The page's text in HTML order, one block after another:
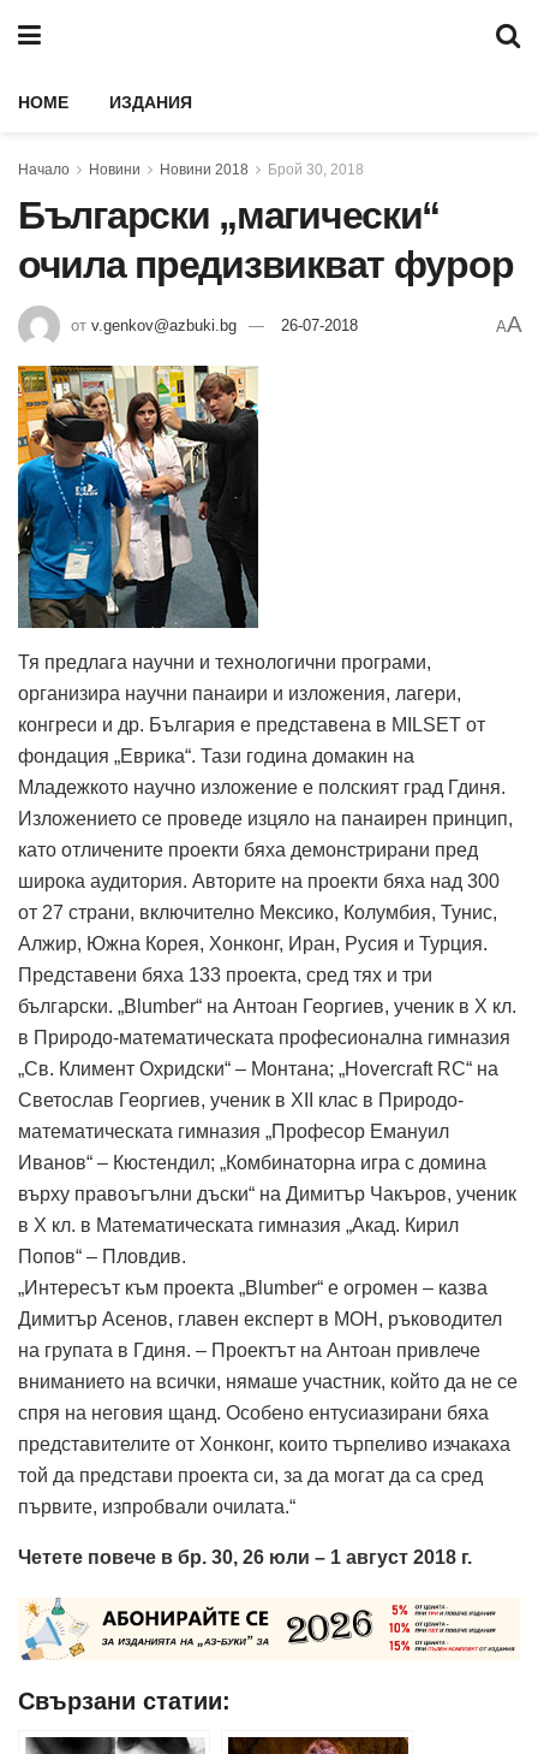
HOME ИЗДАНИЯ
Начало Новини Новини 2018 Брой 30, 2018
Български „магически“
очила предизвикват фурор
от v.genkov@azbuki.bg 26-07-2018 AA
Тя предлага научни и технологични програми,
организира научни панаири и изложения, лагери,
конгреси и др. България е представена в MILSET от
фондация „Еврика“. Тази година домакин на
Младежкото научно изложение е полският град Гдиня.
Изложението се проведе изцяло на панаирен принцип,
като отличените проекти бяха демонстрирани пред
широка аудитория. Авторите на проекти бяха над 300
от 27 страни, включително Мексико, Колумбия, Тунис,
Алжир, Южна Корея, Хонконг, Иран, Русия и Турция.
Представени бяха 133 проекта, сред тях и три
български. „Blumber“ на Антоан Георгиев, ученик в Х кл.
в Природо-математическата професионална гимназия
„Св. Климент Охридски“ – Монтана; „Hovercraft RC“ на
Светослав Георгиев, ученик в XII клас в Природо-
математическата гимназия „Професор Емануил
Иванов“ – Кюстендил; „Комбинаторна игра с домина
върху правоъгълни дъски“ на Димитър Чакъров, ученик
в Х кл. в Математическата гимназия „Акад. Кирил
Попов“ – Пловдив.
„Интересът към проекта „Blumber“ е огромен – казва
Димитър Асенов, главен експерт в МОН, ръководител
на групата в Гдиня. – Проектът на Антоан привлече
вниманието на всички, нямаше участник, който да не се
спря на неговия щанд. Особено ентусиазирани бяха
представителите от Хонконг, които търпеливо изчакаха
той да представи проекта си, за да могат да са сред
първите, изпробвали очилата.“
Четете повече в бр. 30, 26 юли – 1 август 2018 г.
Свързани статии: